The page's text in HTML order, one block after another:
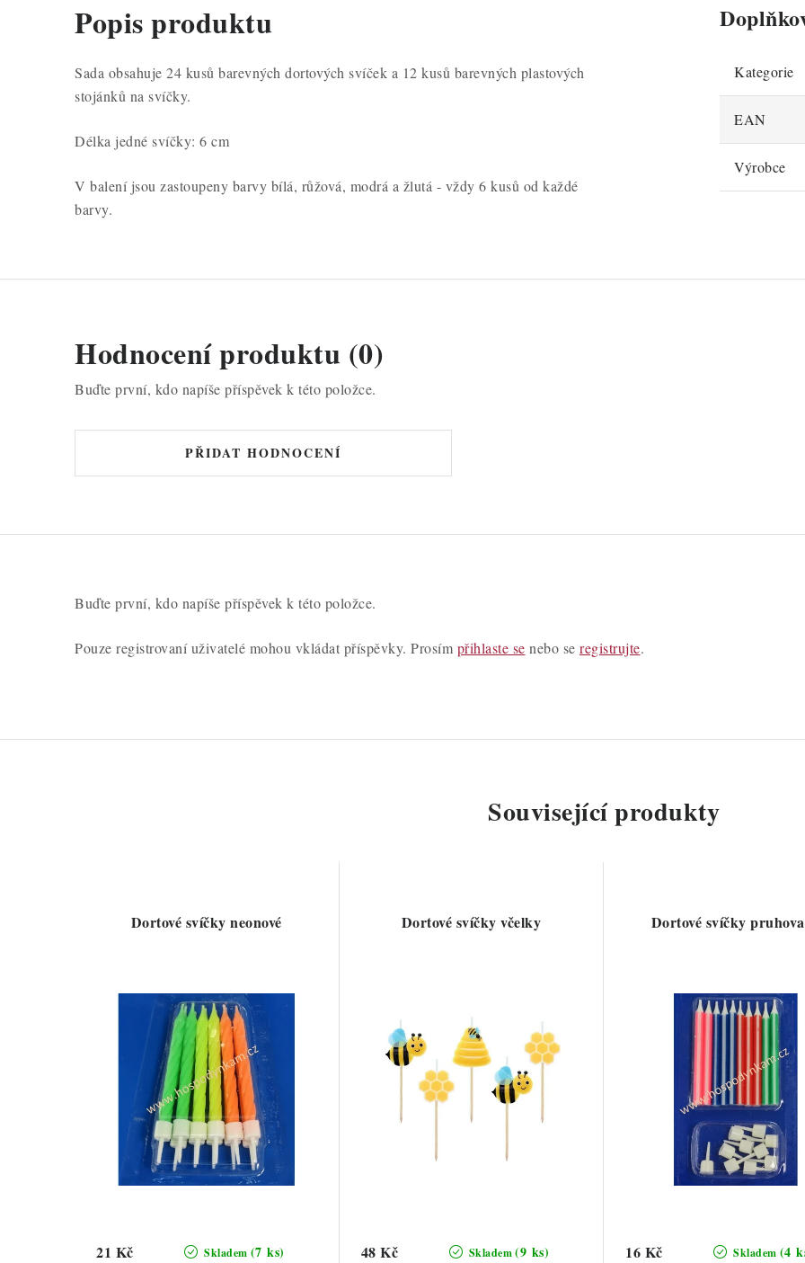
Popis produktu
Sada obsahuje 24 kusů barevných dortových svíček a 12 kusů barevných plastových
stojánků na svíčky.
Délka jedné svíčky: 6 cm
V balení jsou zastoupeny barvy bílá, růžová, modrá a žlutá - vždy 6 kusů od každé
barvy.
Kategorie
EAN
Výrobce
Hodnocení produktu (0)
Buďte první, kdo napíše příspěvek k této položce.
PŘIDAT HODNOCENÍ
Buďte první, kdo napíše příspěvek k této položce.
Pouze registrovaní uživatelé mohou vkládat příspěvky. Prosím přihlaste se nebo se registrujte.
Související produkty
Dortové svíčky neonové
Skladem (7 ks)
21 Kč
Dortové svíčky včelky
Skladem(9 ks)
48 Kč
Dortové svíčky
Skladem (4
16 Kč